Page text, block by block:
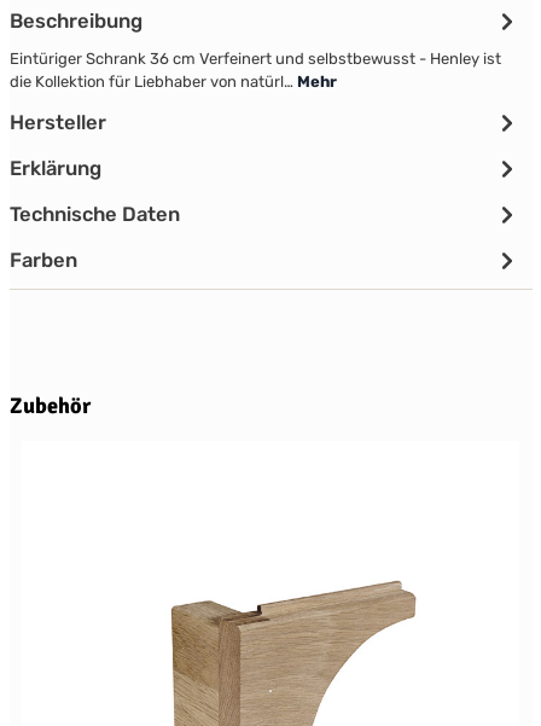
Beschreibung
Eintüriger Schrank 36 cm Verfeinert und selbstbewusst - Henley ist
die Kollektion für Liebhaber von natürl… Mehr
Hersteller
Erklärung
Technische Daten
Farben
Produktgalerie überspringen
Zubehör